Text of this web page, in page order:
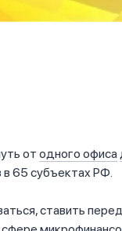
от одного офиса
65 субъектах РФ.
ставить